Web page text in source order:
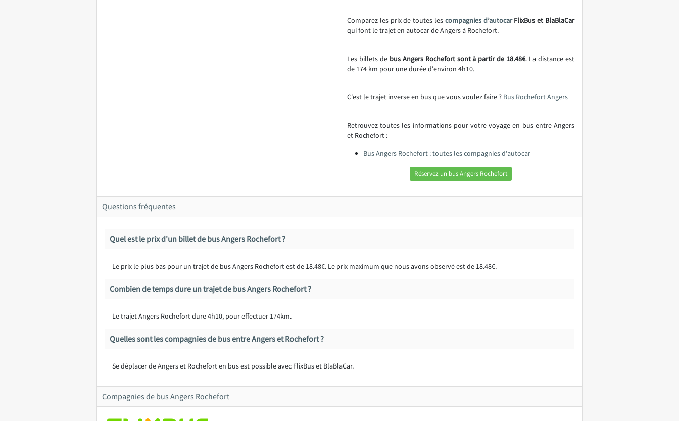
Comparez les prix de toutes les compagnies d’autocarFlixBus et BlaBlaCar
qui font le trajet en autocar de Angers à Rochefort.
Les billets de bus Angers Rochefort sont à partir de 18.48€. La distance est
de 174 km pour une durée d'environ 4h10.
C'est le trajet inverse en bus que vous voulez faire ? Bus Rochefort Angers
Retrouvez toutes les informations pour votre voyage en bus entre Angers
et Rochefort :
Bus Angers Rochefort : toutes les compagnies d'autocar
Réservez un bus Angers Rochefort
Questions fréquentes
Quel est le prix d'un billet de bus Angers Rochefort ?
Le prix le plus bas pour un trajet de bus Angers Rochefort est de 18.48€. Le prix maximum que nous avons observé est de 18.48€.
Combien de temps dure un trajet de bus Angers Rochefort ?
Le trajet Angers Rochefort dure 4h10, pour effectuer 174km.
Quelles sont les compagnies de bus entre Angers et Rochefort ?
Se déplacer de Angers et Rochefort en bus est possible avec FlixBus et BlaBlaCar.
Compagnies de bus Angers Rochefort